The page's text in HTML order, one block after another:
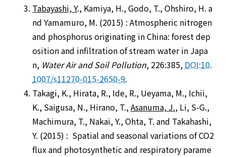
Tabayashi, Y., Kamiya, H., Godo, T., Ohshiro, H. a
nd Yamamuro, M. (2015) : Atmospheric nitrogen
and phosphorus originating in China: forest dep
osition and infiltration of stream water in Japa
n, Water Air and Soil Pollution, 226:385, DOI:10.
1007/s11270-015-2650-9.
Takagi, K., Hirata, R., Ide, R., Ueyama, M., Ichii,
K., Saigusa, N., Hirano, T.,Asanuma, J., Li, S-G.,
Machimura, T., Nakai, Y., Ohta, T. and Takahashi,
Y. (2015) : Spatial and seasonal variations of CO2
flux and photosynthetic and respiratory parame